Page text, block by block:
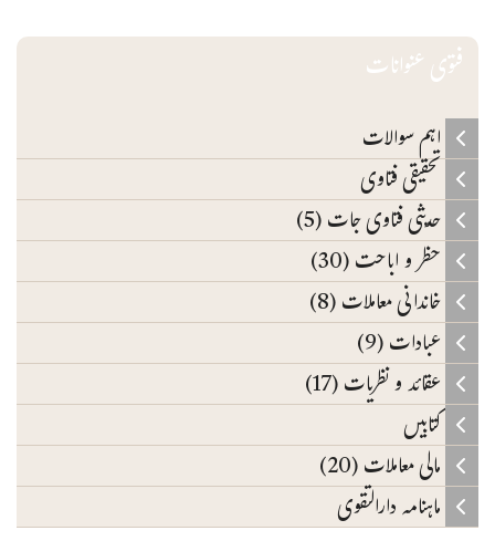
فتوی عنوانات
اہم سوالات
تحقیقی فتاوی
حدیثی فتاوی جات (5)
حظر و اباحت (30)
خاندانی معاملات (8)
عبادات (9)
عقائد و نظریات (17)
کتابیں
مالی معاملات (20)
ماہنامہ دارالتقوی